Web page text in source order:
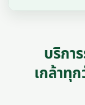
บริกา
เกล้าทุ